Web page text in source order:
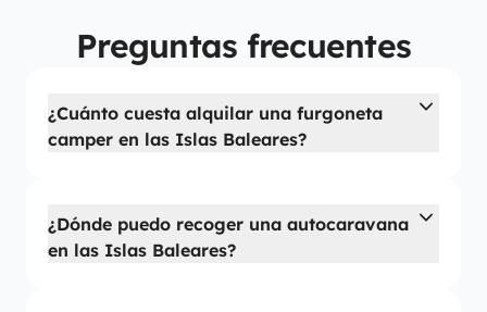
Preguntas frecuentes
¿Cuánto cuesta alquilar una furgoneta
camper en las Islas Baleares?
¿Dónde puedo recoger una autocaravana
en las Islas Baleares?